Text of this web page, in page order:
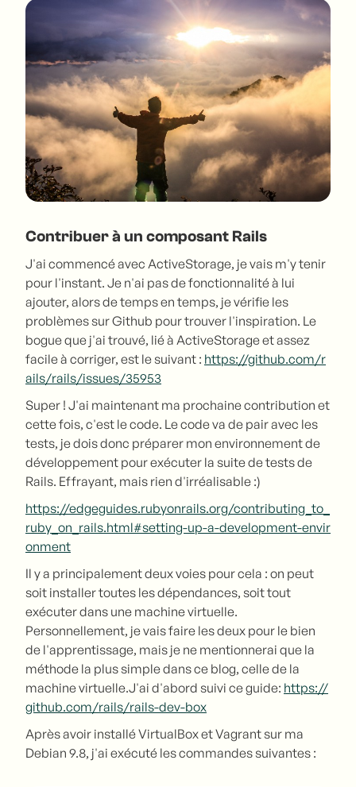
Contribuer à un composant Rails
J'ai commencé avec ActiveStorage, je vais m'y tenir
pour l'instant. Je n'ai pas de fonctionnalité à lui
ajouter, alors de temps en temps, je vérifie les
problèmes sur Github pour trouver l'inspiration. Le
bogue que j'ai trouvé, lié à ActiveStorage et assez
facile à corriger, est le suivant : https://github.com/r
ails/rails/issues/35953
Super ! J'ai maintenant ma prochaine contribution et
cette fois, c'est le code. Le code va de pair avec les
tests, je dois donc préparer mon environnement de
développement pour exécuter la suite de tests de
Rails. Effrayant, mais rien d'irréalisable :)
https://edgeguides.rubyonrails.org/contributing_to_
ruby_on_rails.html#setting-up-a-development-envir
onment
Il y a principalement deux voies pour cela : on peut
soit installer toutes les dépendances, soit tout
exécuter dans une machine virtuelle.
Personnellement, je vais faire les deux pour le bien
de l'apprentissage, mais je ne mentionnerai que la
méthode la plus simple dans ce blog, celle de la
machine virtuelle.J'ai d'abord suivi ce guide: https://
github.com/rails/rails-dev-box
Après avoir installé VirtualBox et Vagrant sur ma
Debian 9.8, j'ai exécuté les commandes suivantes :